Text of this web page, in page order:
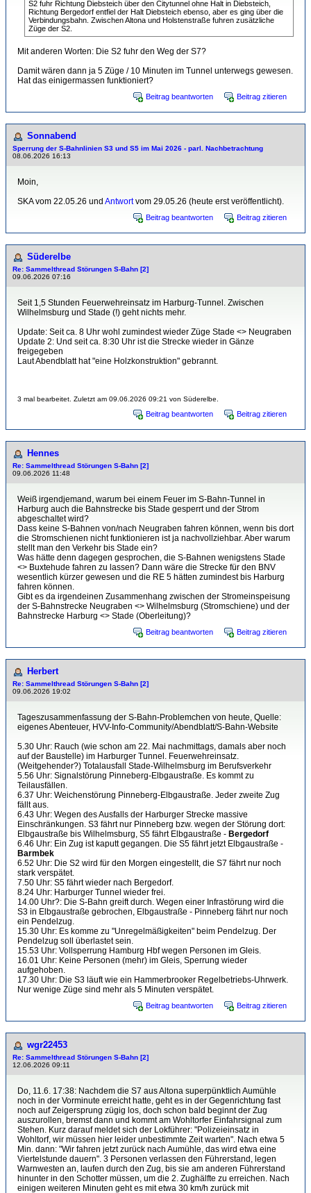
S2 fuhr Richtung Diebsteich über den Citytunnel ohne Halt in Diebsteich,
Richtung Bergedorf entfiel der Halt Diebsteich ebenso, aber es ging über die
Verbindungsbahn. Zwischen Altona und Holstenstraße fuhren zusätzliche
Züge der S2.
Mit anderen Worten: Die S2 fuhr den Weg der S7?
Damit wären dann ja 5 Züge / 10 Minuten im Tunnel unterwegs gewesen.
Hat das einigermassen funktioniert?
Beitrag beantworten Beitrag zitieren
Sonnabend
Sperrung der S-Bahnlinien S3 und S5 im Mai 2026 - parl. Nachbetrachtung
08.06.2026 16:13
Moin,
SKA vom 22.05.26 und Antwortvom 29.05.26 (heute erst veröffentlicht).
Beitrag beantworten Beitrag zitieren
Süderelbe
Re: Sammelthread Störungen S-Bahn [2]
09.06.2026 07:16
Seit 1,5 Stunden Feuerwehreinsatz im Harburg-Tunnel. Zwischen
Wilhelmsburg und Stade (!) geht nichts mehr.
Update: Seit ca. 8 Uhr wohl zumindest wieder Züge Stade <> Neugraben
Update 2: Und seit ca. 8:30 Uhr ist die Strecke wieder in Gänze
freigegeben
Laut Abendblatt hat "eine Holzkonstruktion" gebrannt.
3 mal bearbeitet. Zuletzt am 09.06.2026 09:21 von Süderelbe.
Beitrag beantworten Beitrag zitieren
Hennes
Re: Sammelthread Störungen S-Bahn [2]
09.06.2026 11:48
Weiß irgendjemand, warum bei einem Feuer im S-Bahn-Tunnel in
Harburg auch die Bahnstrecke bis Stade gesperrt und der Strom
abgeschaltet wird?
Dass keine S-Bahnen von/nach Neugraben fahren können, wenn bis dort
die Stromschienen nicht funktionieren ist ja nachvollziehbar. Aber warum
stellt man den Verkehr bis Stade ein?
Was hätte denn dagegen gesprochen, die S-Bahnen wenigstens Stade
<> Buxtehude fahren zu lassen? Dann wäre die Strecke für den BNV
wesentlich kürzer gewesen und die RE 5 hätten zumindest bis Harburg
fahren können.
Gibt es da irgendeinen Zusammenhang zwischen der Stromeinspeisung
der S-Bahnstrecke Neugraben <> Wilhelmsburg (Stromschiene) und der
Bahnstrecke Harburg <> Stade (Oberleitung)?
Beitrag beantworten Beitrag zitieren
Herbert
Re: Sammelthread Störungen S-Bahn [2]
09.06.2026 19:02
Tageszusammenfassung der S-Bahn-Problemchen von heute, Quelle:
eigenes Abenteuer, HVV-Info-Community/Abendblatt/S-Bahn-Website
5.30 Uhr: Rauch (wie schon am 22. Mai nachmittags, damals aber noch
auf der Baustelle) im Harburger Tunnel. Feuerwehreinsatz.
(Weitgehender?) Totalausfall Stade-Wilhelmsburg im Berufsverkehr
5.56 Uhr: Signalstörung Pinneberg-Elbgaustraße. Es kommt zu
Teilausfällen.
6.37 Uhr: Weichenstörung Pinneberg-Elbgaustraße. Jeder zweite Zug
fällt aus.
6.43 Uhr: Wegen des Ausfalls der Harburger Strecke massive
Einschränkungen. S3 fährt nur Pinneberg bzw. wegen der Störung dort:
Elbgaustraße bis Wilhelmsburg, S5 fährt Elbgaustraße - Bergedorf
6.46 Uhr: Ein Zug ist kaputt gegangen. Die S5 fährt jetzt Elbgaustraße -
Barmbek
6.52 Uhr: Die S2 wird für den Morgen eingestellt, die S7 fährt nur noch
stark verspätet.
7.50 Uhr: S5 fährt wieder nach Bergedorf.
8.24 Uhr: Harburger Tunnel wieder frei.
14.00 Uhr?: Die S-Bahn greift durch. Wegen einer Infrastörung wird die
S3 in Elbgaustraße gebrochen, Elbgaustraße - Pinneberg fährt nur noch
ein Pendelzug.
15.30 Uhr: Es komme zu "Unregelmäßigkeiten" beim Pendelzug. Der
Pendelzug soll überlastet sein.
15.53 Uhr: Vollsperrung Hamburg Hbf wegen Personen im Gleis.
16.01 Uhr: Keine Personen (mehr) im Gleis, Sperrung wieder
aufgehoben.
17.30 Uhr: Die S3 läuft wie ein Hammerbrooker Regelbetriebs-Uhrwerk.
Nur wenige Züge sind mehr als 5 Minuten verspätet.
Beitrag beantworten Beitrag zitieren
wgr22453
Re: Sammelthread Störungen S-Bahn [2]
12.06.2026 09:11
Do, 11.6. 17:38: Nachdem die S7 aus Altona superpünktlich Aumühle
noch in der Vorminute erreicht hatte, geht es in der Gegenrichtung fast
noch auf Zeigersprung zügig los, doch schon bald beginnt der Zug
auszurollen, bremst dann und kommt am Wohltorfer Einfahrsignal zum
Stehen. Kurz darauf meldet sich der Lokführer: "Polizeieinsatz in
Wohltorf, wir müssen hier leider unbestimmte Zeit warten". Nach etwa 5
Min. dann: "Wir fahren jetzt zurück nach Aumühle, das wird etwa eine
Viertelstunde dauern". 3 Personen verlassen den Führerstand, legen
Warnwesten an, laufen durch den Zug, bis sie am anderen Führerstand
hinunter in den Schotter müssen, um die 2. Zughälfte zu erreichen. Nach
einigen weiteren Minuten geht es mit etwa 30 km/h zurück mit